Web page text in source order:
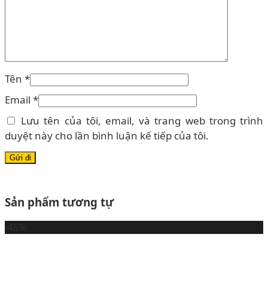
Tên *
Email *
Lưu tên của tôi, email, và trang web trong trình
duyệt này cho lần bình luận kế tiếp của tôi.
Sản phẩm tương tự